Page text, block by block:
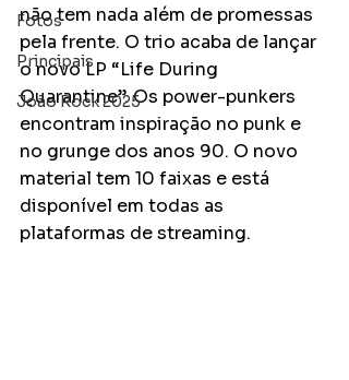
Fotos
Principais
João Rock 2025
não tem nada além de promessas
pela frente. O trio acaba de lançar
o novo LP “Life During
Quarantine”. Os power-punkers
encontram inspiração no punk e
no grunge dos anos 90. O novo
material tem 10 faixas e está
disponível em todas as
plataformas de streaming.